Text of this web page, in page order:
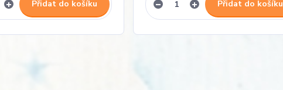
Přidat do košíku Přidat do košíku